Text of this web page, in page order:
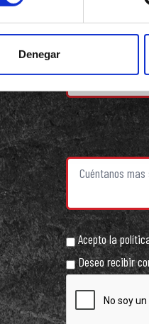
Denegar
Acepto la
Deseo recibir